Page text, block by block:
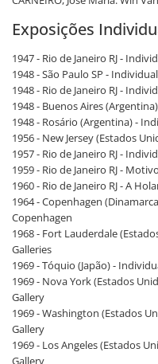
Exposições
1947 - Rio de Janeiro RJ -
1948 - São Paulo SP -
1948 - Rio de Janeiro RJ -
1948 - Buenos Aires
1948 - Rosário (Argentina) -
1956 - New Jersey (Estados
1957 - Rio de Janeiro RJ -
1959 - Rio de Janeiro RJ -
1960 - Rio de Janeiro RJ - A
1964 - Copenhagen
Copenhagen
1968 - Fort Lauderdale
Galleries
1969 - Tóquio (Japão) -
1969 - Nova York (Estados
Gallery
1969 - Washington (Estados
Gallery
1969 - Los Angeles (Estados
Gallery